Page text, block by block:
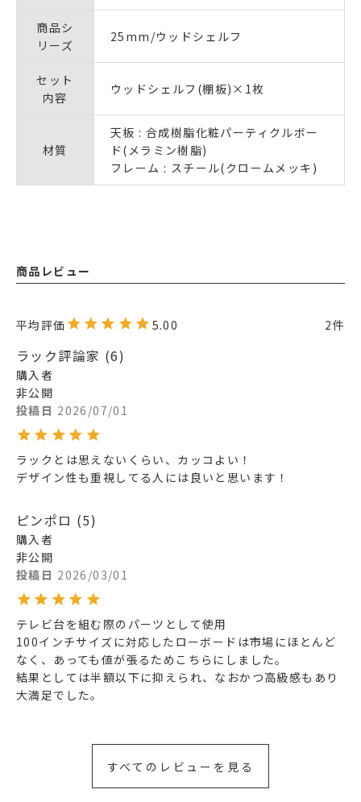
商品シ
リーズ
25mm/ウッドシェルフ
セット
内容
ウッドシェルフ(棚板)×1枚
材質
天板 : 合成樹脂化粧パーティクルボー
ド(メラミン樹脂)
フレーム : スチール(クロームメッキ)
商品レビュー
5.00 2
ラック評論家 6
購入者
非公開
投稿日 2026/07/01
ラックとは思えないくらい、カッコよい！
デザイン性も重視してる人には良いと思います！
ピンポロ 5
購入者
非公開
投稿日 2026/03/01
テレビ台を組む際のパーツとして使用
100インチサイズに対応したローボードは市場にほとんど
なく、あっても値が張るためこちらにしました。
結果としては半額以下に抑えられ、なおかつ高級感もあり
大満足でした。
すべてのレビューを見る